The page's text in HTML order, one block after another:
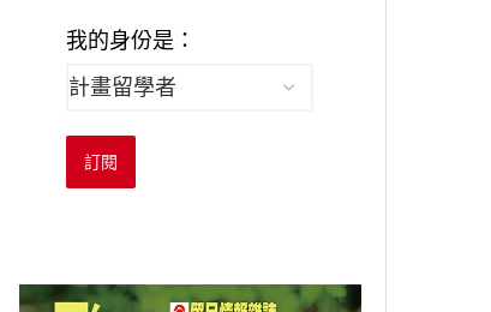
我的身份是：
訂閱